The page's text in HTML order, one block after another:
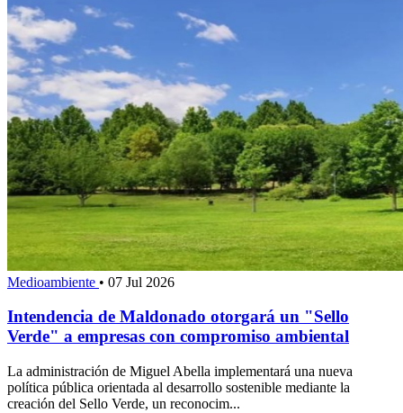
Medioambiente • 07 Jul 2026
Intendencia de Maldonado otorgará un "Sello
Verde" a empresas con compromiso ambiental
La administración de Miguel Abella implementará una nueva
política pública orientada al desarrollo sostenible mediante la
creación del Sello Verde, un reconocim...